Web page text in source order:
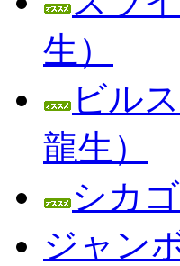
生）
ビル
龍生）
シカ
ジャン